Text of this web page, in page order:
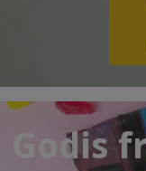
Godis